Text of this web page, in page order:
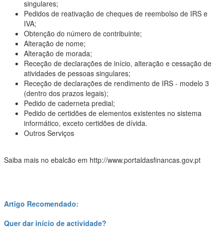
singulares;
Pedidos de reativação de cheques de reembolso de IRS e
IVA;
Obtenção do número de contribuinte;
Alteração de nome;
Alteração de morada;
Receção de declarações de início, alteração e cessação de
atividades de pessoas singulares;
Receção de declarações de rendimento de IRS - modelo 3
(dentro dos prazos legais);
Pedido de caderneta predial;
Pedido de certidões de elementos existentes no sistema
informático, exceto certidões de dívida.
Outros Serviços
Saiba mais no ebalcão em http://www.portaldasfinancas.gov.pt
Artigo Recomendado:
Quer dar início de actividade?